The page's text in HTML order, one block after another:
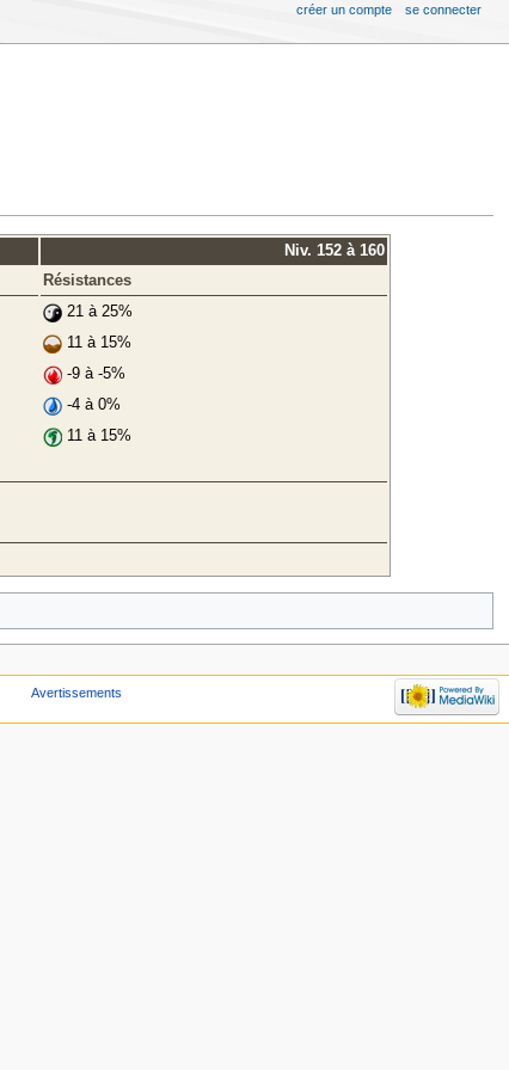
Niv. 152 à 160
Résistances
21 à 25%
11 à 15%
-9 à -5%
-4 à 0%
11 à 15%
créer un compte se connecter
Avertissements